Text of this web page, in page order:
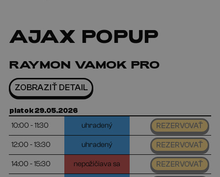
AJAX POPUP
RAYMON VAMOK PRO
ZOBRAZIŤ DETAIL
piatok 29.05.2026
10:00 - 11:30
uhradený REZERVOVAŤ
12:00 - 13:30 uhradený REZERVOVAŤ
14:00 - 15:30 nepožičiava sa REZERVOVAŤ